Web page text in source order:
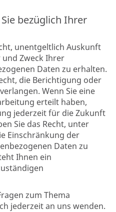
bezüglich Ihrer
unentgeltlich Auskunft
Zweck Ihrer
Daten zu erhalten.
die Berichtigung oder
Wenn Sie eine
erteilt haben,
jederzeit für die Zukunft
Sie das Recht, unter
Einschränkung der
Daten zu
Ihnen ein
zum Thema
jederzeit an uns wenden.